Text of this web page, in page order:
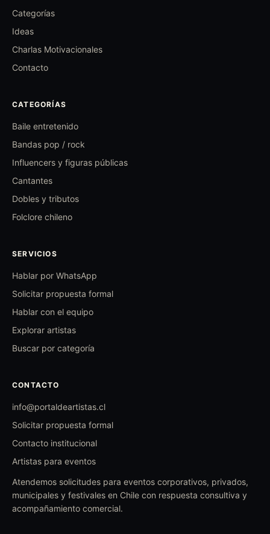
Categorías
Ideas
Charlas Motivacionales
Contacto
CATEGORÍAS
Baile entretenido
Bandas pop / rock
Influencers y figuras públicas
Cantantes
Dobles y tributos
Folclore chileno
SERVICIOS
Hablar por WhatsApp
Solicitar propuesta formal
Hablar con el equipo
Explorar artistas
Buscar por categoría
CONTACTO
info@portaldeartistas.cl
Solicitar propuesta formal
Contacto institucional
Artistas para eventos
Atendemos solicitudes para eventos corporativos, privados,
municipales y festivales en Chile con respuesta consultiva y
acompañamiento comercial.